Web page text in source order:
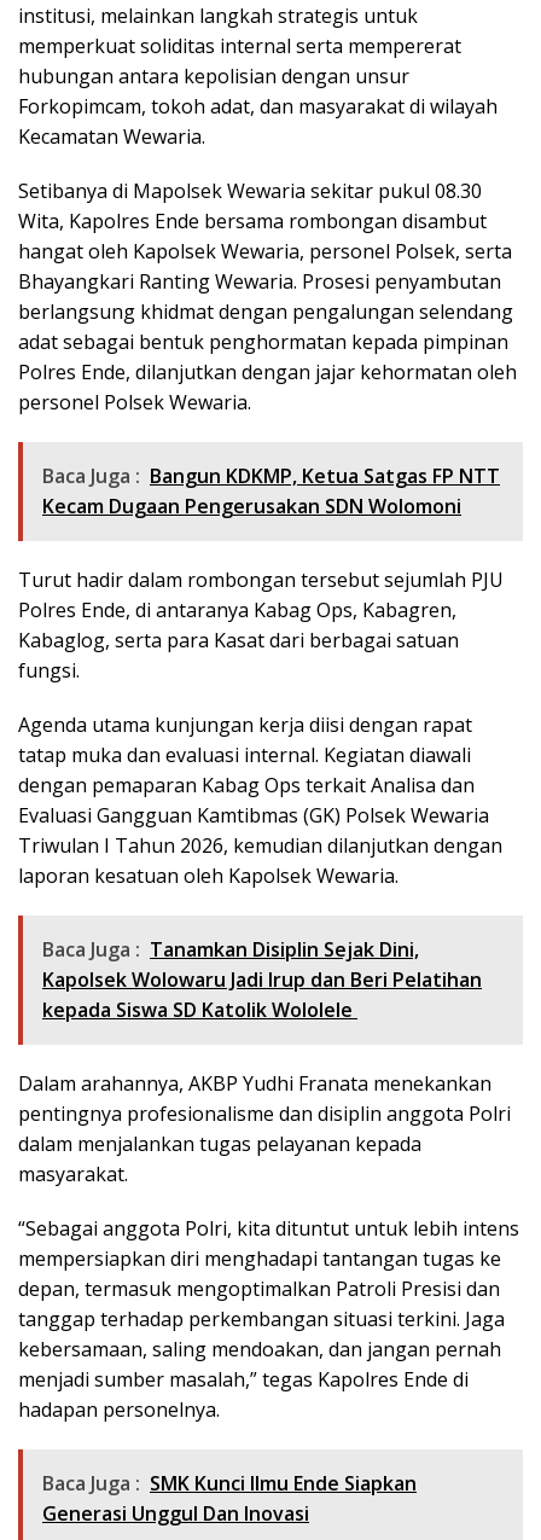
institusi, melainkan langkah strategis untuk
memperkuat soliditas internal serta mempererat
hubungan antara kepolisian dengan unsur
Forkopimcam, tokoh adat, dan masyarakat di wilayah
Kecamatan Wewaria.
Setibanya di Mapolsek Wewaria sekitar pukul 08.30
Wita, Kapolres Ende bersama rombongan disambut
hangat oleh Kapolsek Wewaria, personel Polsek, serta
Bhayangkari Ranting Wewaria. Prosesi penyambutan
berlangsung khidmat dengan pengalungan selendang
adat sebagai bentuk penghormatan kepada pimpinan
Polres Ende, dilanjutkan dengan jajar kehormatan oleh
personel Polsek Wewaria.
Baca Juga : Bangun KDKMP, Ketua Satgas FP NTT
Kecam Dugaan Pengerusakan SDN Wolomoni
Turut hadir dalam rombongan tersebut sejumlah PJU
Polres Ende, di antaranya Kabag Ops, Kabagren,
Kabaglog, serta para Kasat dari berbagai satuan
fungsi.
Agenda utama kunjungan kerja diisi dengan rapat
tatap muka dan evaluasi internal. Kegiatan diawali
dengan pemaparan Kabag Ops terkait Analisa dan
Evaluasi Gangguan Kamtibmas (GK) Polsek Wewaria
Triwulan I Tahun 2026, kemudian dilanjutkan dengan
laporan kesatuan oleh Kapolsek Wewaria.
Baca Juga : Tanamkan Disiplin Sejak Dini,
Kapolsek Wolowaru Jadi Irup dan Beri Pelatihan
kepada Siswa SD Katolik Wololele
Dalam arahannya, AKBP Yudhi Franata menekankan
pentingnya profesionalisme dan disiplin anggota Polri
dalam menjalankan tugas pelayanan kepada
masyarakat.
“Sebagai anggota Polri, kita dituntut untuk lebih intens
mempersiapkan diri menghadapi tantangan tugas ke
depan, termasuk mengoptimalkan Patroli Presisi dan
tanggap terhadap perkembangan situasi terkini. Jaga
kebersamaan, saling mendoakan, dan jangan pernah
menjadi sumber masalah,” tegas Kapolres Ende di
hadapan personelnya.
Baca Juga : SMK Kunci Ilmu Ende Siapkan
Generasi Unggul Dan Inovasi